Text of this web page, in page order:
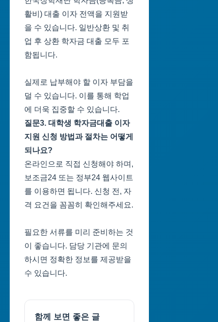
활비) 대출 이자 전액을 지원받
을 수 있습니다. 일반상환 및 취
업 후 상환 학자금 대출 모두 포
함됩니다.
실제로 납부해야 할 이자 부담을
덜 수 있습니다. 이를 통해 학업
에 더욱 집중할 수 있습니다.
질문3. 대학생 학자금대출 이자
지원 신청 방법과 절차는 어떻게
되나요?
온라인으로 직접 신청해야 하며,
보조금24 또는 정부24 웹사이트
를 이용하면 됩니다. 신청 전, 자
격 요건을 꼼꼼히 확인해주세요.
필요한 서류를 미리 준비하는 것
이 좋습니다. 담당 기관에 문의
하시면 정확한 정보를 제공받을
수 있습니다.
함께 보면 좋은 글